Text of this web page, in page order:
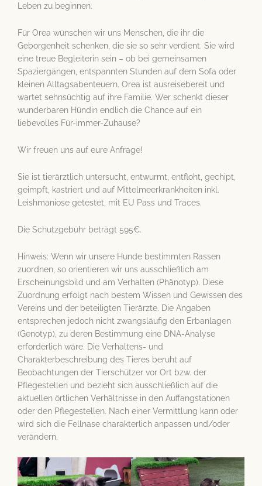
Leben zu beginnen.
Für Orea wünschen wir uns Menschen, die ihr die
Geborgenheit schenken, die sie so sehr verdient. Sie wird
eine treue Begleiterin sein – ob bei gemeinsamen
Spaziergängen, entspannten Stunden auf dem Sofa oder
kleinen Alltagsabenteuern. Orea ist ausreisebereit und
wartet sehnsüchtig auf ihre Familie. Wer schenkt dieser
wunderbaren Hündin endlich die Chance auf ein
liebevolles Für-immer-Zuhause?
Wir freuen uns auf eure Anfrage!
Sie ist tierärztlich untersucht, entwurmt, entfloht, gechipt,
geimpft, kastriert und auf Mittelmeerkrankheiten inkl.
Leishmaniose getestet, mit EU Pass und Traces.
Die Schutzgebühr beträgt 595€.
Hinweis: Wenn wir unsere Hunde bestimmten Rassen
zuordnen, so orientieren wir uns ausschließlich am
Erscheinungsbild und am Verhalten (Phänotyp). Diese
Zuordnung erfolgt nach bestem Wissen und Gewissen des
Vereins und der beteiligten Tierärzte. Die Angaben
entsprechen jedoch nicht zwangsläufig den Erbanlagen
(Genotyp), zu deren Bestimmung eine DNA-Analyse
erforderlich wäre. Die Verhaltens- und
Charakterbeschreibung des Tieres beruht auf
Beobachtungen der Tierschützer vor Ort bzw. der
Pflegestellen und bezieht sich ausschließlich auf die
aktuellen örtlichen Verhältnisse in den Auffangstationen
oder den Pflegestellen. Nach einer Vermittlung kann oder
wird sich die Fellnase charakterlich anpassen und/oder
verändern.